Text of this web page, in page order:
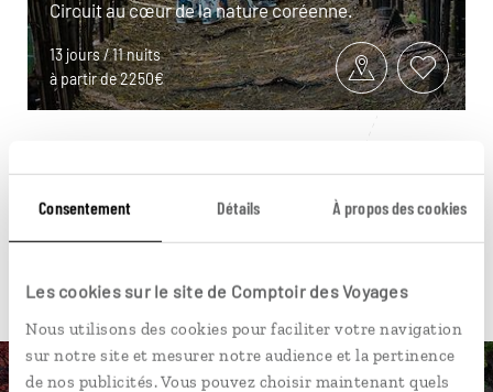
Consentement Détails À propos des cookies
Les cookies sur le site de Comptoir des Voyages
Nous utilisons des cookies pour faciliter votre navigation
sur notre site et mesurer notre audience et la pertinence
de nos publicités. Vous pouvez choisir maintenant quels
Circuit au cœur de la nature coréenne.
13 jours / 11 nuits
à partir de 2250€
Pour aller plus loin